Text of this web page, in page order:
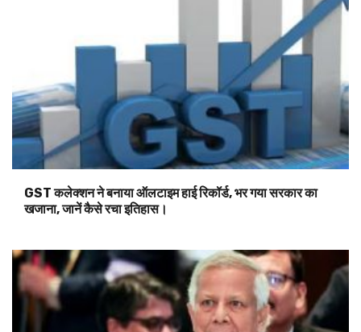
GST कलेक्शन ने बनाया ऑलटाइम हाई रिकॉर्ड, भर गया सरकार का
खजाना, जानें कैसे रचा इतिहास।